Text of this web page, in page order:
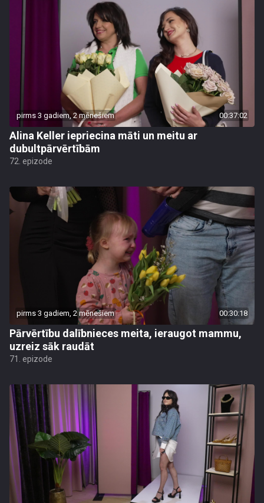
pirms 3 gadiem, 2 mēnešiem 00:37:02
Alina Keller iepriecina māti un meitu ar
dubultpārvērtībām
72. epizode
pirms 3 gadiem, 2 mēnešiem 00:30:18
Pārvērtību dalībnieces meita, ieraugot mammu,
uzreiz sāk raudāt
71. epizode